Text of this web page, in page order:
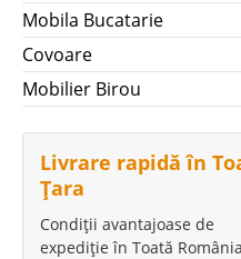
Mobila Bucatarie
Covoare
Mobilier Birou
Livrare rapidă în
Țara
Condiții avantajoase de
expediție în Toată